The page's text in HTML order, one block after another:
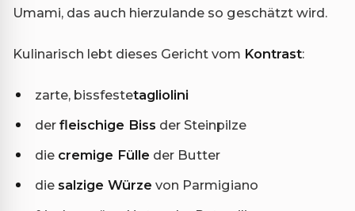
Umami, das auch hierzulande so geschätzt wird.
Kulinarisch lebt dieses Gericht vom Kontrast:
zarte, bissfestetagliolini
der fleischige Biss der Steinpilze
die cremige Fülle der Butter
die salzige Würze von Parmigiano